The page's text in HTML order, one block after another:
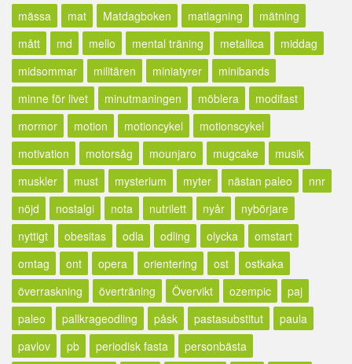
mässa
mat Matdagboken matlagning
mätning
mått
md mello mental träning metallica
middag
midsommar
militären miniatyrer
minibands
minne för livet
minutmaningen möblera
modifast
mormor
motion motioncykel
motionscykel
motivation
motorsåg mounjaro mugcake
musik
muskler
must mysterium myter nästan paleo
nnr
nöjd
nostalgi nota nutrilett nyår
nybörjare
nyttigt
obesitas odla odling olycka
omstart
omtag
ont opera orientering ost
ostkaka
överraskning
överträning Övervikt ozempic
paj
paleo
pallkrageodling påsk pastasubstitut
paula
pavlov
pb periodisk fasta
personbästa